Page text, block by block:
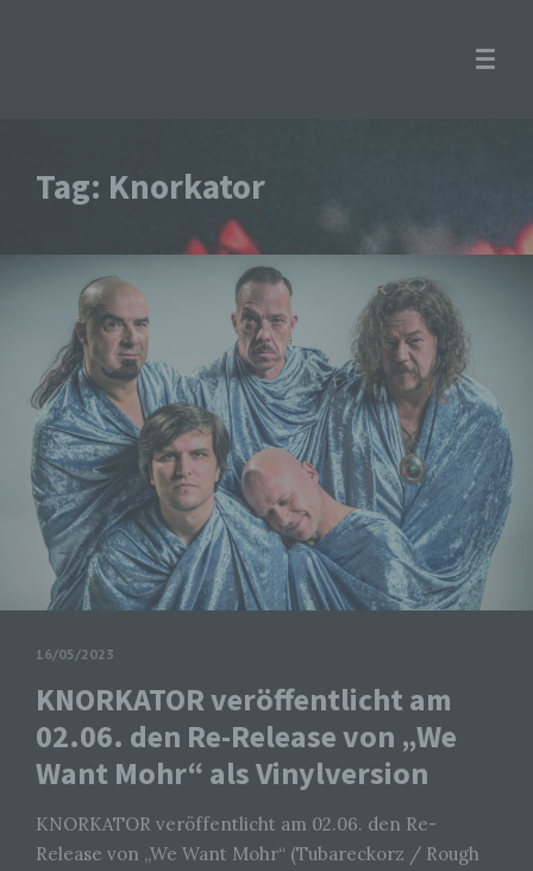
Tag: Knorkator
16/05/2023
KNORKATOR veröffentlicht am
02.06. den Re-Release von „We
Want Mohr“ als Vinylversion
KNORKATOR veröffentlicht am 02.06. den Re-
Release von „We Want Mohr“ (Tubareckorz / Rough